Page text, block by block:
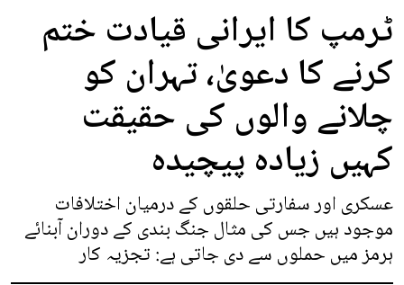
ٹرمپ کا ایرانی قیادت ختم
کرنے کا دعویٰ، تہران کو
چلانے والوں کی حقیقت
کہیں زیادہ پیچیدہ
عسکری اور سفارتی حلقوں کے درمیان اختلافات
موجود ہیں جس کی مثال جنگ بندی کے دوران آبنائے
ہرمز میں حملوں سے دی جاتی ہے: تجزیہ کار